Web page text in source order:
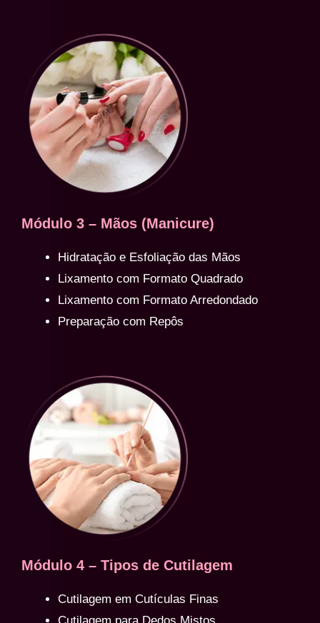
Módulo 3 – Mãos (Manicure)
Hidratação e Esfoliação das Mãos
Lixamento com Formato Quadrado
Lixamento com Formato Arredondado
Preparação com Repôs
Módulo 4 – Tipos de Cutilagem
Cutilagem em Cutículas Finas